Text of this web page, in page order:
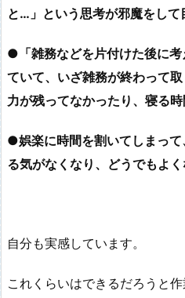
と…」という思考が邪魔をし
●「雑務などを片付けた後に考
ていて、いざ雑務が終わって
力が残ってなかったり、寝る
●娯楽に時間を割いてしまっ
る気がなくなり、どうでもよ
自分も実感しています。
これくらいはできるだろうと